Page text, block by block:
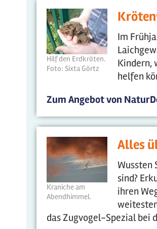
Hilf den Erdkröten.
Foto: Sixta Görtz
Im
Kindern,
helfen
Zum Angebot von
Kraniche am
Abendhimmel.
Alles
Wussten
sind?
ihren
das Zugvogel-Spezial bei